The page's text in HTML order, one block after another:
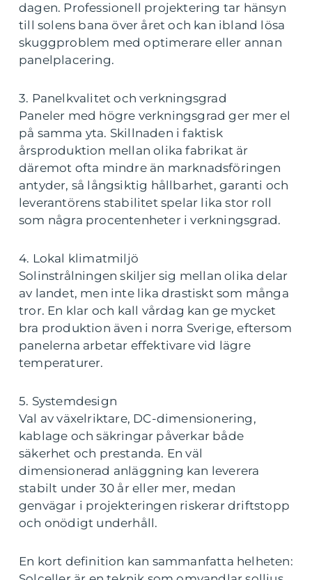
dagen. Professionell projektering tar hänsyn
till solens bana över året och kan ibland lösa
skuggproblem med optimerare eller annan
panelplacering.
3. Panelkvalitet och verkningsgrad
Paneler med högre verkningsgrad ger mer el
på samma yta. Skillnaden i faktisk
årsproduktion mellan olika fabrikat är
däremot ofta mindre än marknadsföringen
antyder, så långsiktig hållbarhet, garanti och
leverantörens stabilitet spelar lika stor roll
som några procentenheter i verkningsgrad.
4. Lokal klimatmiljö
Solinstrålningen skiljer sig mellan olika delar
av landet, men inte lika drastiskt som många
tror. En klar och kall vårdag kan ge mycket
bra produktion även i norra Sverige, eftersom
panelerna arbetar effektivare vid lägre
temperaturer.
5. Systemdesign
Val av växelriktare, DC-dimensionering,
kablage och säkringar påverkar både
säkerhet och prestanda. En väl
dimensionerad anläggning kan leverera
stabilt under 30 år eller mer, medan
genvägar i projekteringen riskerar driftstopp
och onödigt underhåll.
En kort definition kan sammanfatta helheten: